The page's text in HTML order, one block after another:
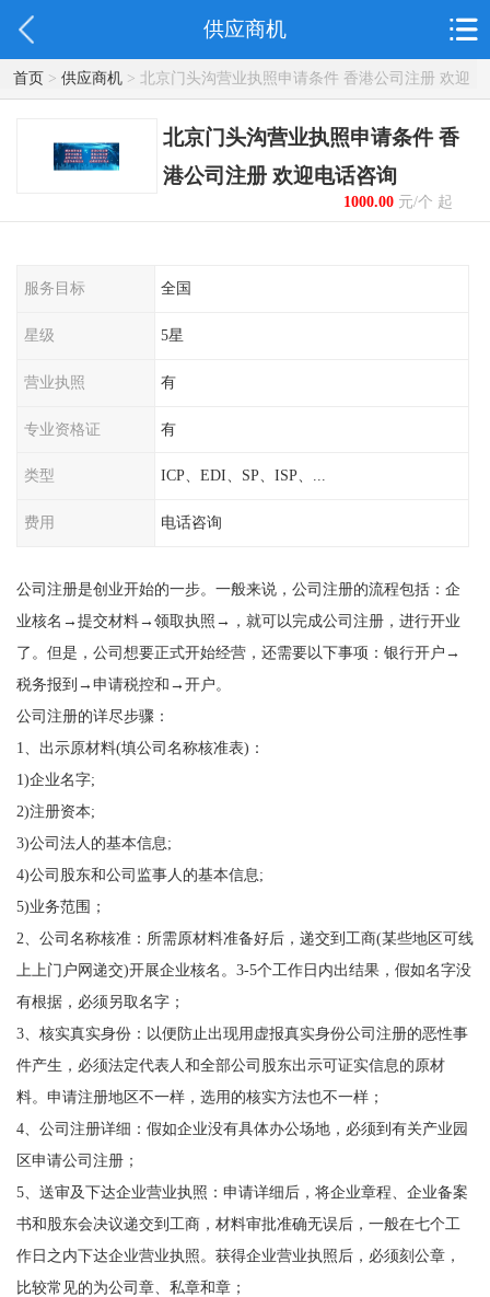
供应商机
首页> 供应商机> 北京门头沟营业执照申请条件 香港公司注册 欢迎
电话咨询
北京门头沟营业执照申请条件 香
港公司注册 欢迎电话咨询
1000.00元/个 起
服务目标 全国
星级 5星
营业执照 有
专业资格证 有
类型 ICP、EDI、SP、ISP、...
费用 电话咨询
公司注册是创业开始的一步。一般来说，公司注册的流程包括：企
业核名→提交材料→领取执照→，就可以完成公司注册，进行开业
了。但是，公司想要正式开始经营，还需要以下事项：银行开户→
税务报到→申请税控和→开户。
公司注册的详尽步骤：
1、出示原材料(填公司名称核准表)：
1)企业名字;
2)注册资本;
3)公司法人的基本信息;
4)公司股东和公司监事人的基本信息;
5)业务范围；
2、公司名称核准：所需原材料准备好后，递交到工商(某些地区可线
上上门户网递交)开展企业核名。3-5个工作日内出结果，假如名字没
有根据，必须另取名字；
3、核实真实身份：以便防止出现用虚报真实身份公司注册的恶性事
件产生，必须法定代表人和全部公司股东出示可证实信息的原材
料。申请注册地区不一样，选用的核实方法也不一样；
4、公司注册详细：假如企业没有具体办公场地，必须到有关产业园
区申请公司注册；
5、送审及下达企业营业执照：申请详细后，将企业章程、企业备案
书和股东会决议递交到工商，材料审批准确无误后，一般在七个工
作日之内下达企业营业执照。获得企业营业执照后，必须刻公章，
比较常见的为公司章、私章和章；